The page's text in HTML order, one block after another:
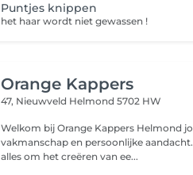
Puntjes knippen
het haar wordt niet gewassen !
Orange Kappers
47, Nieuwveld Helmond 5702 HW
Welkom bij Orange Kappers Helmond jouw adres voor stijl,
vakmanschap en persoonlijke aandacht. Bij Orange Kappers draait
alles om het creëren van ee...